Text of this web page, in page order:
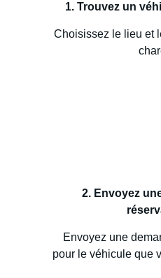
1. Trouvez un
Choisissez le lieu et
2. Envoyez
Envoyez une
pour le véhicule que